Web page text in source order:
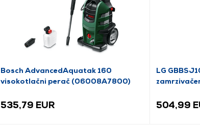
Bosch AdvancedAquatak 160
visokotlačni perač (06008A7800)
535,79 EUR
LG
504,99